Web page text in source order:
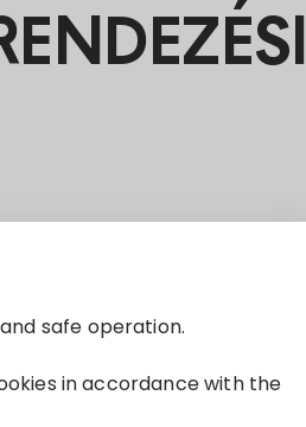
safe operation.
in accordance with the